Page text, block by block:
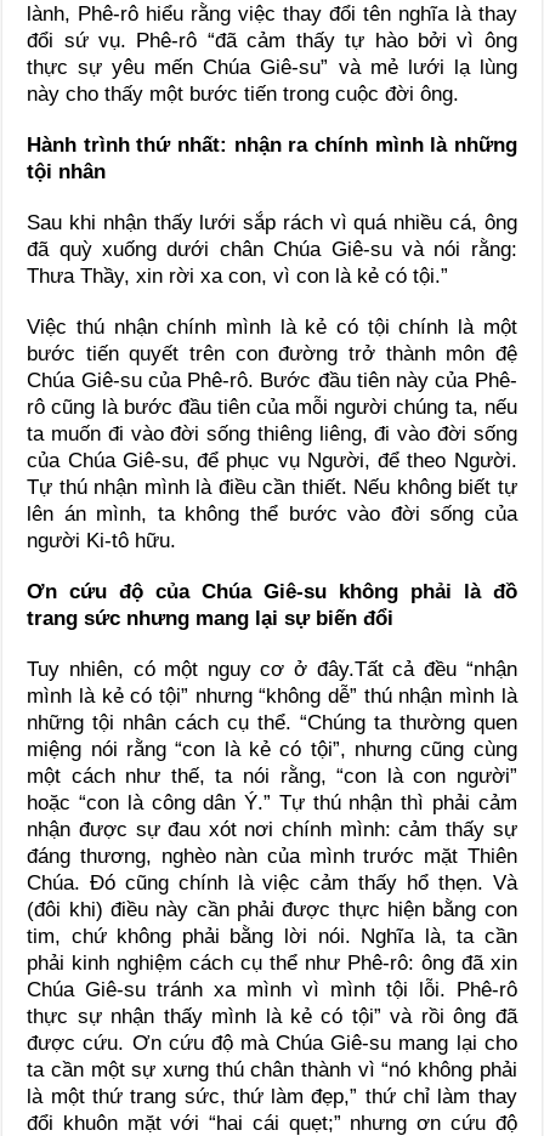
lành, Phê-rô hiểu rằng việc thay đổi tên nghĩa là thay
đổi sứ vụ. Phê-rô “đã cảm thấy tự hào bởi vì ông
thực sự yêu mến Chúa Giê-su” và mẻ lưới lạ lùng
này cho thấy một bước tiến trong cuộc đời ông.
Hành trình thứ nhất: nhận ra chính mình là những
tội nhân
Sau khi nhận thấy lưới sắp rách vì quá nhiều cá, ông
đã quỳ xuống dưới chân Chúa Giê-su và nói rằng:
Thưa Thầy, xin rời xa con, vì con là kẻ có tội.”
Việc thú nhận chính mình là kẻ có tội chính là một
bước tiến quyết trên con đường trở thành môn đệ
Chúa Giê-su của Phê-rô. Bước đầu tiên này của Phê-
rô cũng là bước đầu tiên của mỗi người chúng ta, nếu
ta muốn đi vào đời sống thiêng liêng, đi vào đời sống
của Chúa Giê-su, để phục vụ Người, để theo Người.
Tự thú nhận mình là điều cần thiết. Nếu không biết tự
lên án mình, ta không thể bước vào đời sống của
người Ki-tô hữu.
Ơn cứu độ của Chúa Giê-su không phải là đồ
trang sức nhưng mang lại sự biến đổi
Tuy nhiên, có một nguy cơ ở đây.Tất cả đều “nhận
mình là kẻ có tội” nhưng “không dễ” thú nhận mình là
những tội nhân cách cụ thể. “Chúng ta thường quen
miệng nói rằng “con là kẻ có tội”, nhưng cũng cùng
một cách như thế, ta nói rằng, “con là con người”
hoặc “con là công dân Ý.” Tự thú nhận thì phải cảm
nhận được sự đau xót nơi chính mình: cảm thấy sự
đáng thương, nghèo nàn của mình trước mặt Thiên
Chúa. Đó cũng chính là việc cảm thấy hổ thẹn. Và
(đôi khi) điều này cần phải được thực hiện bằng con
tim, chứ không phải bằng lời nói. Nghĩa là, ta cần
phải kinh nghiệm cách cụ thể như Phê-rô: ông đã xin
Chúa Giê-su tránh xa mình vì mình tội lỗi. Phê-rô
thực sự nhận thấy mình là kẻ có tội” và rồi ông đã
được cứu. Ơn cứu độ mà Chúa Giê-su mang lại cho
ta cần một sự xưng thú chân thành vì “nó không phải
là một thứ trang sức, thứ làm đẹp,” thứ chỉ làm thay
đổi khuôn mặt với “hai cái quẹt;” nhưng ơn cứu độ